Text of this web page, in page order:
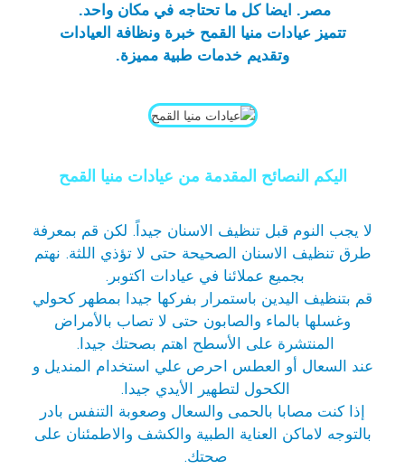
مصر. ايضا كل ما تحتاجه في مكان واحد.
تتميز عيادات منيا القمح خبرة ونظافة العيادات
وتقديم خدمات طبية مميزة.
اليكم النصائح المقدمة من عيادات منيا القمح
لا يجب النوم قبل تنظيف الاسنان جيداً. لكن قم بمعرفة
طرق تنظيف الاسنان الصحيحة حتى لا تؤذي اللثة. نهتم
بجميع عملائنا في عيادات اكتوبر .
قم بتنظيف اليدين باستمرار بفركها جيدا بمطهر كحولي
وغسلها بالماء والصابون حتى لا تصاب بالأمراض
المنتشرة على الأسطح اهتم بصحتك جيدا.
عند السعال أو العطس احرص علي استخدام المنديل و
الكحول لتطهير الأيدي جيدا.
إذا كنت مصابا بالحمى والسعال وصعوبة التنفس بادر
بالتوجه لاماكن العناية الطبية والكشف والاطمئنان على
صحتك.